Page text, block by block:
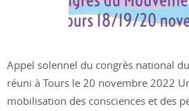
Appel solennel du congrès national
réuni à Tours le 20 novembre 2022
mobilisation des consciences et des